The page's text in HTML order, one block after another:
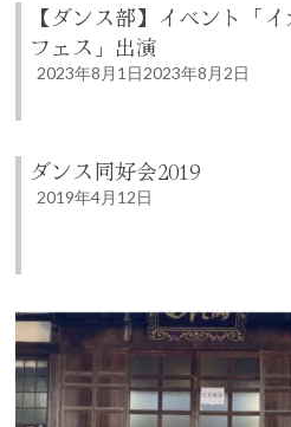
【ダンス部】イベント「
フェス」出演
2023年8月1日2023年8月2日
ダンス同好会2019
2019年4月12日